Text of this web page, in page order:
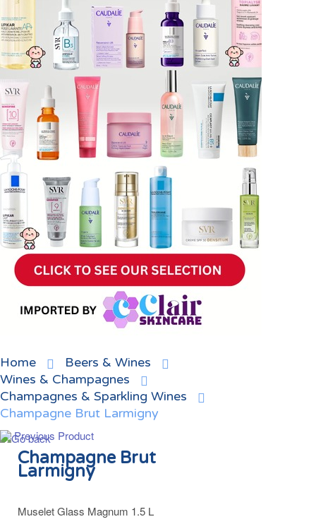
Home
Beers & Wines
Wines & Champagnes
Champagnes & Sparkling Wines
Champagne Brut Larmigny
Previous Product
Champagne Brut
Larmigny
Muselet Glass Magnum 1.5 L